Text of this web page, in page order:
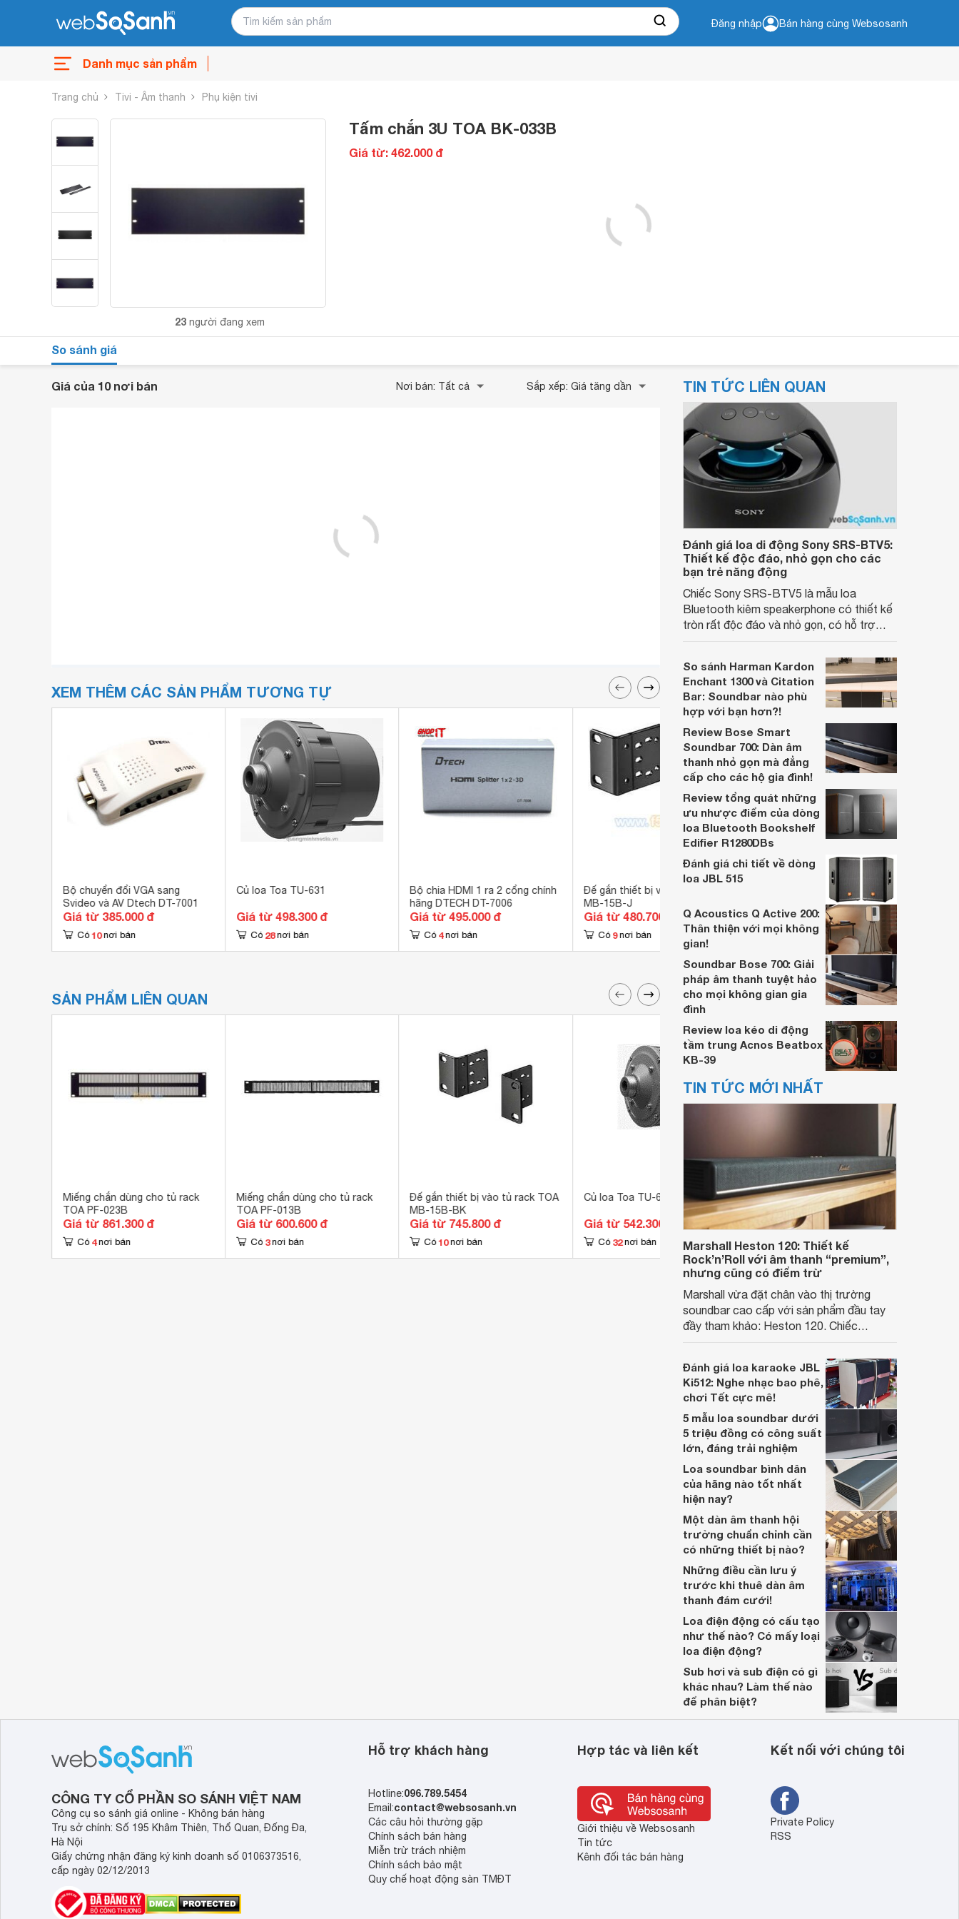
Đăng nhập Bán hàng cùng Websosanh
Danh mục sản phẩm
Trang chủ Tivi - Âm thanh Phụ kiện tivi
23 người đang xem
Tấm chắn 3U TOA BK-033B
Giá từ: 462.000 đ
So sánh giá
Giá của 10 nơi bán Nơi bán: Tất cả Sắp xếp: Giá tăng dần
XEM THÊM CÁC SẢN PHẨM TƯƠNG TỰ
Bộ chuyển đổi VGA sang
Svideo và AV Dtech DT-7001
Giá từ 385.000 đ
Có 10 nơi bán
Củ loa Toa TU-631
Giá từ 498.300 đ
Có 28 nơi bán
Bộ chia HDMI 1 ra 2 cổng chính
hãng DTECH DT-7006
Giá từ 495.000 đ
Có 4 nơi bán
Đế gắn thiết bị vào tủ rack TOA
MB-15B-J
Giá từ 480.700 đ
Có 9 nơi bán
Cáp chuyển đổi HDMI to DVI
12m HD106 chính hãng Ugreen
UG-10165
Giá từ 499.400 đ
Có 12 nơi bán
SẢN PHẨM LIÊN QUAN
Miếng chắn dùng cho tủ rack
TOA PF-023B
Giá từ 861.300 đ
Có 4 nơi bán
Miếng chắn dùng cho tủ rack
TOA PF-013B
Giá từ 600.600 đ
Có 3 nơi bán
Đế gắn thiết bị vào tủ rack TOA
MB-15B-BK
Giá từ 745.800 đ
Có 10 nơi bán
Củ loa Toa TU-651
Giá từ 542.300 đ
Có 32 nơi bán
Củ loa Toa TU-631
Giá từ 498.300 đ
Có 28 nơi bán
TIN TỨC LIÊN QUAN
Đánh giá loa di động Sony SRS-BTV5:
Thiết kế độc đáo, nhỏ gọn cho các
bạn trẻ năng động
Chiếc Sony SRS-BTV5 là mẫu loa
Bluetooth kiêm speakerphone có thiết kế
tròn rất độc đáo và nhỏ gọn, có hỗ trợ
có lẽ sẽ không làm hài lòng nhiều người
muốn có âm lượng lớn ở một loa di động.
So sánh Harman Kardon
Enchant 1300 và Citation
Bar: Soundbar nào phù
hợp với bạn hơn?!
Review Bose Smart
Soundbar 700: Dàn âm
thanh nhỏ gọn mà đẳng
cấp cho các hộ gia đình!
Review tổng quát những
ưu nhược điểm của dòng
loa Bluetooth Bookshelf
Edifier R1280DBs
Đánh giá chi tiết về dòng
loa JBL 515
Q Acoustics Q Active 200:
Thân thiện với mọi không
gian!
Soundbar Bose 700: Giải
pháp âm thanh tuyệt hảo
cho mọi không gian gia
đình
Review loa kéo di động
tầm trung Acnos Beatbox
KB-39
TIN TỨC MỚI NHẤT
Marshall Heston 120: Thiết kế
Rock’n’Roll với âm thanh “premium”,
nhưng cũng có điểm trừ
Marshall vừa đặt chân vào thị trường
soundbar cao cấp với sản phẩm đầu tay
đầy tham khảo: Heston 120. Chiếc
lớn, kết nối đa dạng, mà còn ghi điểm nhờ
“chất Marshall” cùng cấu trúc âm thanh
5.1.2 đầy hứa hẹn.
Đánh giá loa karaoke JBL
Ki512: Nghe nhạc bao phê,
chơi Tết cực mê!
5 mẫu loa soundbar dưới
5 triệu đồng có công suất
lớn, đáng trải nghiệm
Loa soundbar bình dân
của hãng nào tốt nhất
hiện nay?
Một dàn âm thanh hội
trường chuẩn chỉnh cần
có những thiết bị nào?
Những điều cần lưu ý
trước khi thuê dàn âm
thanh đám cưới!
Loa điện động có cấu tạo
như thế nào? Có mấy loại
loa điện động?
Sub hơi và sub điện có gì
khác nhau? Làm thế nào
để phân biệt?
CÔNG TY CỔ PHẦN SO SÁNH VIỆT NAM
Công cụ so sánh giá online - Không bán hàng
Trụ sở chính: Số 195 Khâm Thiên, Thổ Quan, Đống Đa,
Hà Nội
Giấy chứng nhận đăng ký kinh doanh số 0106373516,
cấp ngày 02/12/2013
Hỗ trợ khách hàng
Hotline:096.789.5454
Email:contact@websosanh.vn
Các câu hỏi thường gặp
Chính sách bán hàng
Miễn trừ trách nhiệm
Chính sách bảo mật
Quy chế hoạt động sàn TMĐT
Hợp tác và liên kết
Giới thiệu về Websosanh
Tin tức
Kênh đối tác bán hàng
Kết nối với chúng tôi
Private Policy
RSS